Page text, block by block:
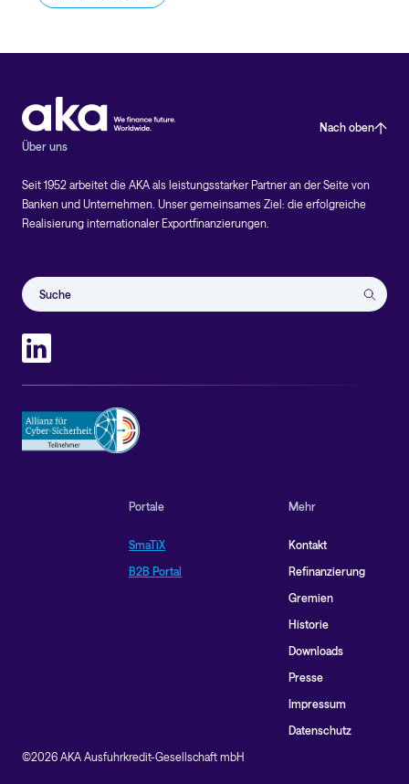
Nach oben
Portale
SmaTiX
B2B Portal
Mehr
Kontakt
Refinanzierung
Gremien
Historie
Downloads
Presse
Impressum
Datenschutz
Über uns
Seit 1952 arbeitet die AKA als leistungsstarker Partner an der Seite von
Banken und Unternehmen. Unser gemeinsames Ziel: die erfolgreiche
Realisierung internationaler Exportfinanzierungen.
öffnen
©2026 AKA Ausfuhrkredit-Gesellschaft mbH